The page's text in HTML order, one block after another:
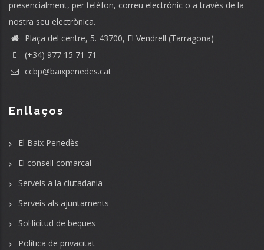
presencialment, per telèfon, correu electrònic o a través de la
nostra seu electrònica.
Plaça del centre, 5. 43700, El Vendrell (Tarragona)
(+34) 977 15 71 71
ccbp@baixpenedes.cat
Enllaços
El Baix Penedès
El consell comarcal
Serveis a la ciutadania
Serveis als ajuntaments
Sol·licitud de beques
Política de privacitat